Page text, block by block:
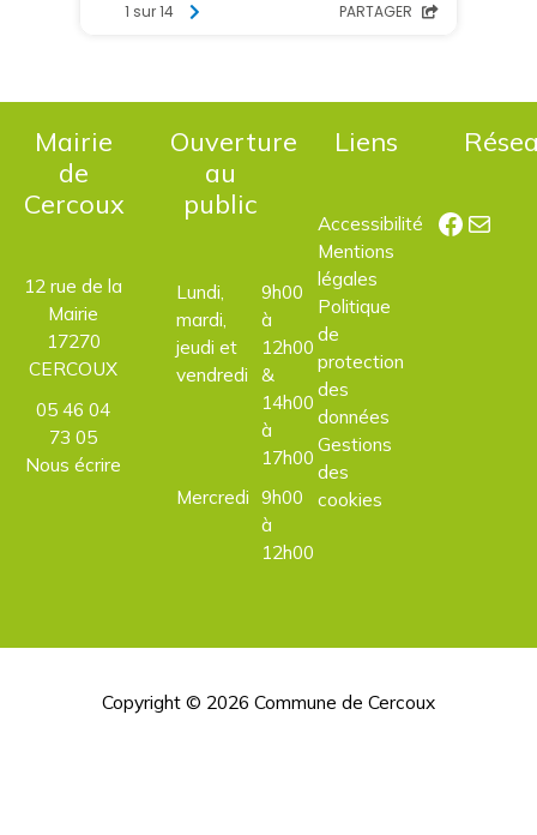
Mairie
de
Cercoux
12 rue de la
Mairie
17270
CERCOUX
05 46 04
73 05
Nous écrire
Ouverture
au
public
Lundi,
mardi,
jeudi et
vendredi
9h00
à
12h00
&
14h00
à
17h00
Mercredi 9h00
à
12h00
Liens
Accessibilité
Mentions
légales
Politique
de
protection
des
données
Gestions
des
cookies
E-mail
Copyright © 2026 Commune de Cercoux